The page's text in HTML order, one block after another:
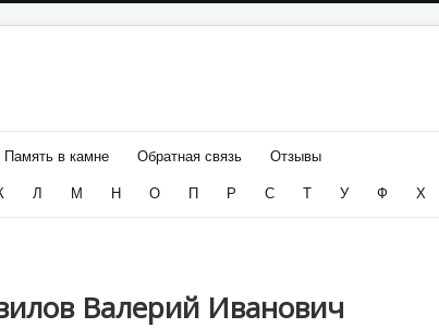
Память в камне Обратная связь
Отзывы
Л М Н О П Р С Т У Ф Х
Валерий Иванович